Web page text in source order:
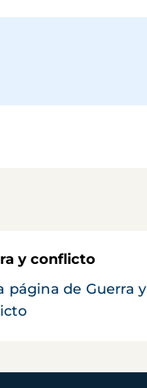
y conflicto
página de Guerra y